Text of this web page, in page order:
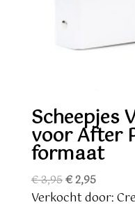
Scheepjes
voor After
formaat
€3,95Oorspronkelijke
prijs
€2,95Huidige
prijs
Verkocht door: